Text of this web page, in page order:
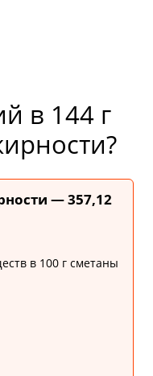
в 144 г
— 357,12
в 100 г сметаны